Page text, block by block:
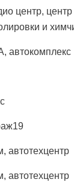
центр,
и
автокомплекс
автотехцентр
автотехцентр